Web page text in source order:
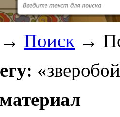
→ Поиск →